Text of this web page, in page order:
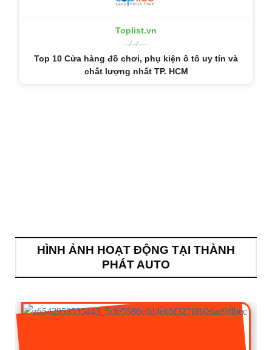
Toplist.vn
--/--/----
Top 10 Cửa hàng đồ chơi, phụ kiện ô tô uy tín và
chất lượng nhất TP. HCM
HÌNH ẢNH HOẠT ĐỘNG TẠI THÀNH
PHÁT AUTO